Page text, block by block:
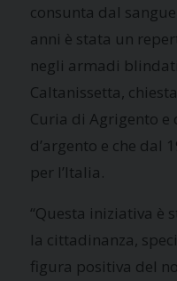
consunta dal
anni è stata un
negli armadi
Caltanissetta,
Curia di Agrigento e
d’argento e che dal
per l’Italia.
“Questa iniziativa è
la cittadinanza,
figura positiva del